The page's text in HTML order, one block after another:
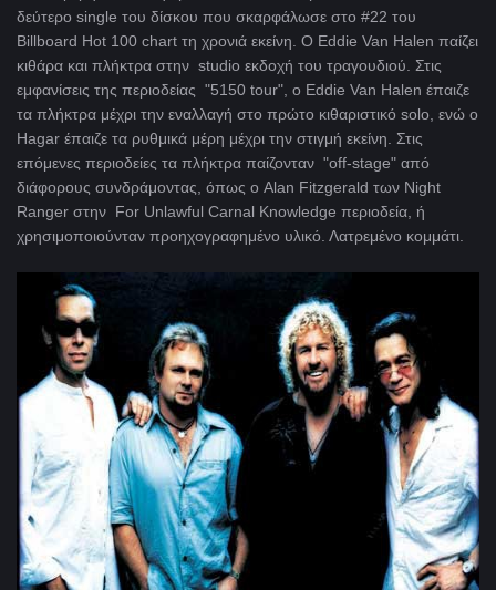
δεύτερο single του δίσκου που σκαρφάλωσε στο #22 του
Billboard Hot 100 chart τη χρονιά εκείνη. Ο Eddie Van Halen παίζει
κιθάρα και πλήκτρα στην studio εκδοχή του τραγουδιού. Στις
εμφανίσεις της περιοδείας "5150 tour", ο Eddie Van Halen έπαιζε
τα πλήκτρα μέχρι την εναλλαγή στο πρώτο κιθαριστικό solo, ενώ ο
Hagar έπαιζε τα ρυθμικά μέρη μέχρι την στιγμή εκείνη. Στις
επόμενες περιοδείες τα πλήκτρα παίζονταν "off-stage" από
διάφορους συνδράμοντας, όπως ο Alan Fitzgerald των Night
Ranger στην For Unlawful Carnal Knowledge περιοδεία, ή
χρησιμοποιούνταν προηχογραφημένο υλικό. Λατρεμένο κομμάτι.